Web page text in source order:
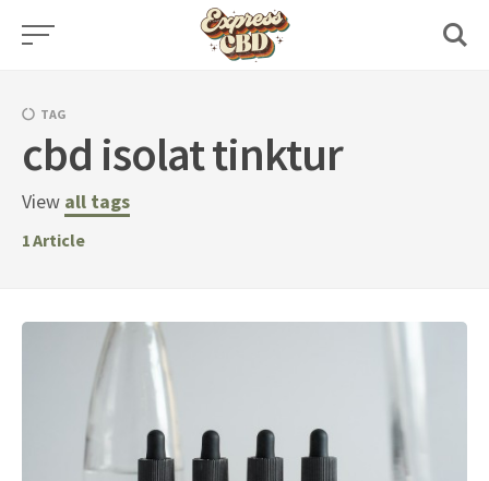
Skip
TAG
cbd isolat tinktur
View all tags
1Article